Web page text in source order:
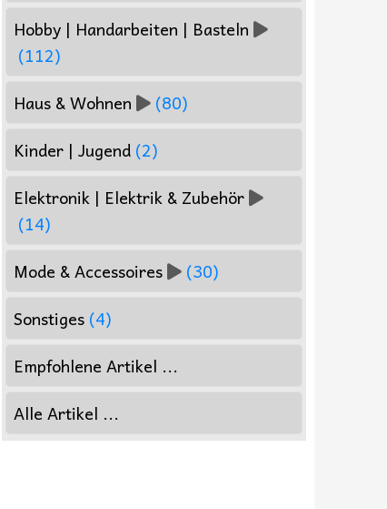
Hobby | Handarbeiten | Basteln
(112)
Haus & Wohnen
(80)
Kinder | Jugend (2)
Elektronik | Elektrik & Zubehör
(14)
Mode & Accessoires
(30)
Sonstiges (4)
Empfohlene Artikel ...
Alle Artikel ...